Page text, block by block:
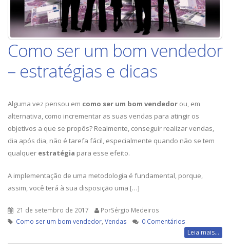
Como ser um bom vendedor
– estratégias e dicas
Alguma vez pensou em como ser um bom vendedor ou, em
alternativa, como incrementar as suas vendas para atingir os
objetivos a que se propôs? Realmente, conseguir realizar vendas,
dia após dia, não é tarefa fácil, especialmente quando não se tem
qualquer estratégia para esse efeito.
A implementação de uma metodologia é fundamental, porque,
assim, você terá à sua disposição uma […]
21 de setembro de 2017
PorSérgio Medeiros
Como ser um bom vendedor, Vendas 0 Comentários
Leia mais...